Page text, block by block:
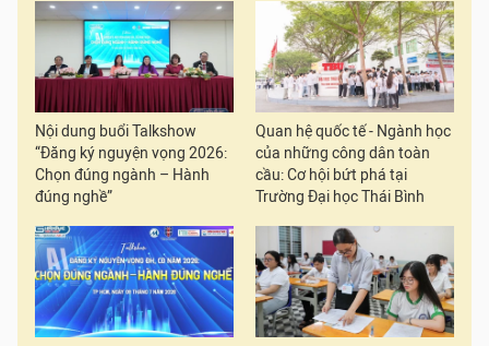
Nội dung buổi Talkshow
“Đăng ký nguyện vọng 2026:
Chọn đúng ngành – Hành
đúng nghề”
Quan hệ quốc tế - Ngành học
của những công dân toàn
cầu: Cơ hội bứt phá tại
Trường Đại học Thái Bình